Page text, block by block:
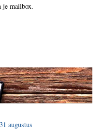
je mailbox.
augustus